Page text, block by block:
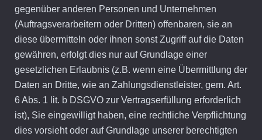
gegenüber anderen Personen und Unternehmen
(Auftragsverarbeitern oder Dritten) offenbaren, sie an
diese übermitteln oder ihnen sonst Zugriff auf die Daten
gewähren, erfolgt dies nur auf Grundlage einer
gesetzlichen Erlaubnis (z.B. wenn eine Übermittlung der
Daten an Dritte, wie an Zahlungsdienstleister, gem. Art.
6 Abs. 1 lit. b DSGVO zur Vertragserfüllung erforderlich
ist), Sie eingewilligt haben, eine rechtliche Verpflichtung
dies vorsieht oder auf Grundlage unserer berechtigten